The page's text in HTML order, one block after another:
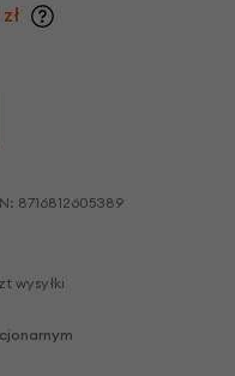
8716812605389
wysyłki